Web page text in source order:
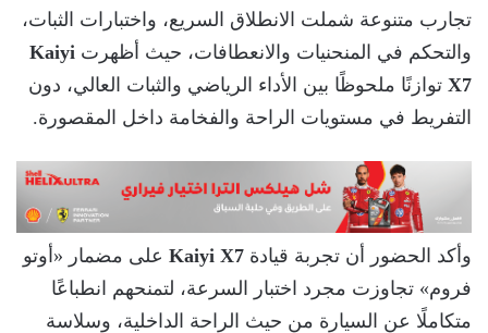
تجارب متنوعة شملت الانطلاق السريع، واختبارات الثبات،
والتحكم في المنحنيات والانعطافات، حيث أظهرت Kaiyi
X7 توازنًا ملحوظًا بين الأداء الرياضي والثبات العالي، دون
التفريط في مستويات الراحة والفخامة داخل المقصورة.
وأكد الحضور أن تجربة قيادة Kaiyi X7 على مضمار «أوتو
فروم» تجاوزت مجرد اختبار السرعة، لتمنحهم انطباعًا
متكاملًا عن السيارة من حيث الراحة الداخلية، وسلاسة